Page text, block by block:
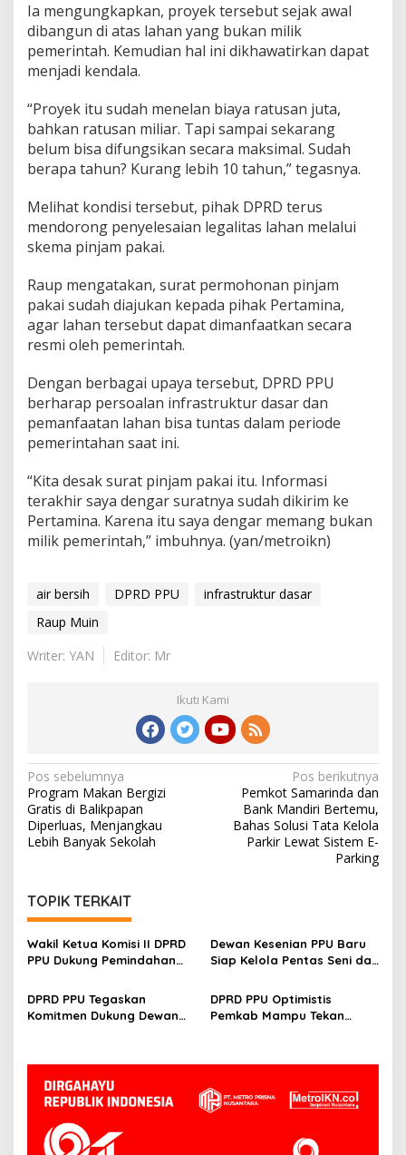
Ia mengungkapkan, proyek tersebut sejak awal
dibangun di atas lahan yang bukan milik
pemerintah. Kemudian hal ini dikhawatirkan dapat
menjadi kendala.
“Proyek itu sudah menelan biaya ratusan juta,
bahkan ratusan miliar. Tapi sampai sekarang
belum bisa difungsikan secara maksimal. Sudah
berapa tahun? Kurang lebih 10 tahun,” tegasnya.
Melihat kondisi tersebut, pihak DPRD terus
mendorong penyelesaian legalitas lahan melalui
skema pinjam pakai.
Raup mengatakan, surat permohonan pinjam
pakai sudah diajukan kepada pihak Pertamina,
agar lahan tersebut dapat dimanfaatkan secara
resmi oleh pemerintah.
Dengan berbagai upaya tersebut, DPRD PPU
berharap persoalan infrastruktur dasar dan
pemanfaatan lahan bisa tuntas dalam periode
pemerintahan saat ini.
“Kita desak surat pinjam pakai itu. Informasi
terakhir saya dengar suratnya sudah dikirim ke
Pertamina. Karena itu saya dengar memang bukan
milik pemerintah,” imbuhnya. (yan/metroikn)
air bersih DPRD PPU
infrastruktur dasar
Raup Muin
Writer: YAN
Editor: Mr
Ikuti Kami
Navigasi
pos
Pos sebelumnya
Program Makan Bergizi
Gratis di Balikpapan
Diperluas, Menjangkau
Lebih Banyak Sekolah
Pos berikutnya
Pemkot Samarinda dan
Bank Mandiri Bertemu,
Bahas Solusi Tata Kelola
Parkir Lewat Sistem E-
Parking
TOPIK TERKAIT
Wakil Ketua Komisi II DPRD
PPU Dukung Pemindahan
UMKM ke Depan Stadion
Panglima Sentik
Dewan Kesenian PPU Baru
Siap Kelola Pentas Seni dan
Baik, Kenapa Tidak
DPRD PPU Tegaskan
Komitmen Dukung Dewan
DPRD PPU Optimistis
Pemkab Mampu Tekan
O Persen